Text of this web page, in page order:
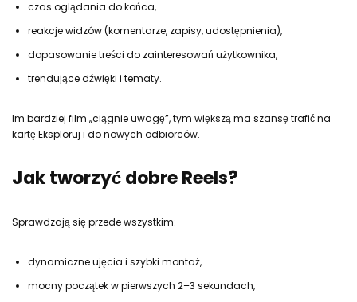
czas oglądania do końca,
reakcje widzów (komentarze, zapisy, udostępnienia),
dopasowanie treści do zainteresowań użytkownika,
trendujące dźwięki i tematy.
Im bardziej film „ciągnie uwagę”, tym większą ma szansę trafić na
kartę Eksploruj i do nowych odbiorców.
Jak tworzyć dobre Reels?
Sprawdzają się przede wszystkim:
dynamiczne ujęcia i szybki montaż,
mocny początek w pierwszych 2–3 sekundach,